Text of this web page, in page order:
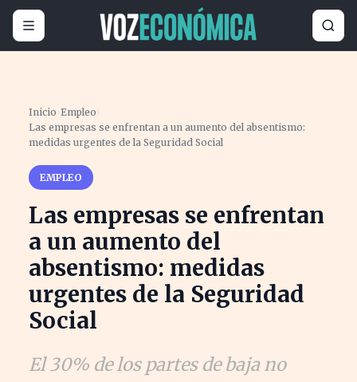
Inicio ›Empleo ›
Las empresas se enfrentan a un aumento del absentismo:
medidas urgentes de la Seguridad Social
EMPLEO
Las empresas se enfrentan
a un aumento del
absentismo: medidas
urgentes de la Seguridad
Social
El 30% de los partes de baja no